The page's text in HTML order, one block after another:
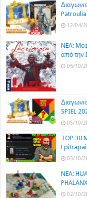
12/04/
NEA:
από την
06/10/
SPIEL
05/10/
TOP 30
03/10/
NEA:
PHALANX
02/10/